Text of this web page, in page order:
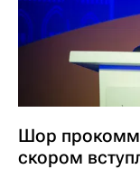
Шор
скором